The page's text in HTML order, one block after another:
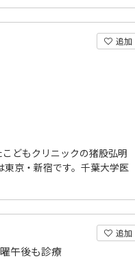
追加
どもクリニックの猪股弘明
東京・新宿です。千葉大学医
追加
午後も診療